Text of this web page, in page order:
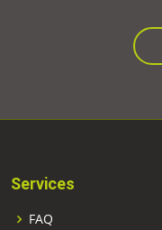
Services
FAQ